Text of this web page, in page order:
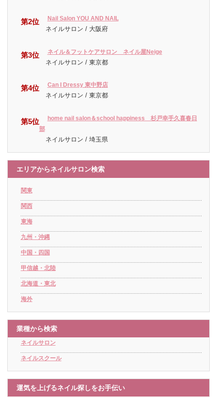
第2位 Nail Salon YOU AND NAIL
ネイルサロン / 大阪府
第3位 ネイル＆フットケアサロン ネイル屋Neige
ネイルサロン / 東京都
第4位 Can I Dressy 東中野店
ネイルサロン / 東京都
第5位
home nail salon＆school happiness 杉戸幸手久喜春日
部
ネイルサロン / 埼玉県
エリアからネイルサロン検索
関東
関西
東海
九州・沖縄
中国・四国
甲信越・北陸
北海道・東北
海外
業種から検索
ネイルサロン
ネイルスクール
運気を上げるネイル探しをお手伝い